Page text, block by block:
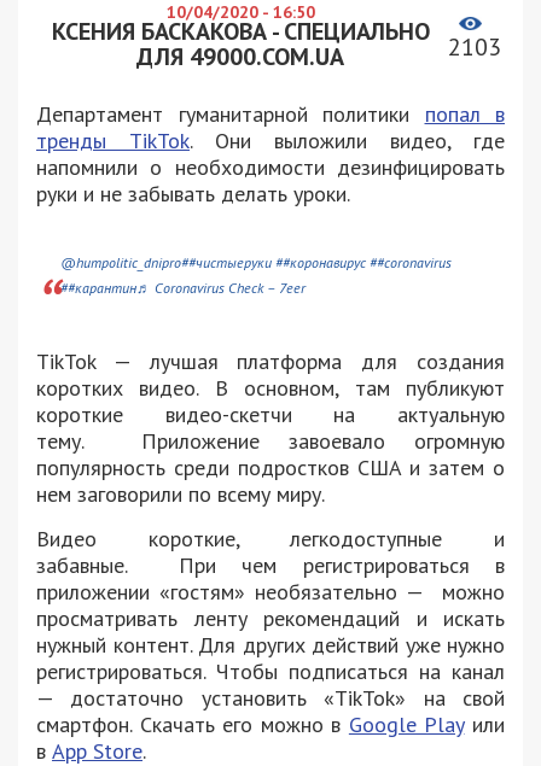
10/04/2020 - 16:50
КСЕНИЯ БАСКАКОВА - СПЕЦИАЛЬНО
ДЛЯ 49000.COM.UA
2103
Департамент гуманитарной политики попал в
тренды TikTok. Они выложили видео, где
напомнили о необходимости дезинфицировать
руки и не забывать делать уроки.
@humpolitic_dnipro##чистыеруки ##коронавирус ##coronavirus
##карантин♬ Coronavirus Check – 7eer
TikTok — лучшая платформа для создания
коротких видео. В основном, там публикуют
короткие видео-скетчи на актуальную
тему. Приложение завоевало огромную
популярность среди подростков США и затем о
нем заговорили по всему миру.
Видео короткие, легкодоступные и
забавные. При чем регистрироваться в
приложении «гостям» необязательно — можно
просматривать ленту рекомендаций и искать
нужный контент. Для других действий уже нужно
регистрироваться. Чтобы подписаться на канал
— достаточно установить «TikTok» на свой
смартфон. Скачать его можно в Google Playили
в App Store.